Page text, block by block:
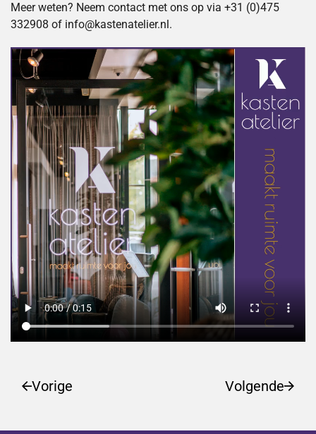
Meer weten? Neem contact met ons op via +31 (0)475
332908 of info@kastenatelier.nl.
Vorige Volgende